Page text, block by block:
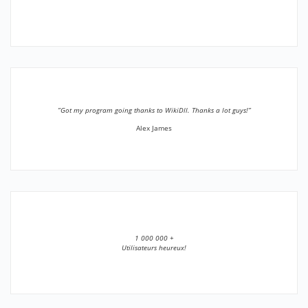
”Got my program going thanks to WikiDll. Thanks a lot guys!”
Alex James
1 000 000 +
Utilisateurs heureux!